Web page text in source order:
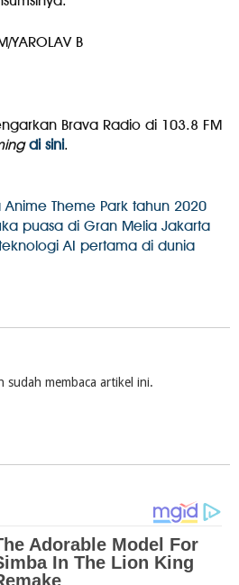
YAROLAV B
Brava Radio di 103.8 FM
di sini.
Theme Park tahun 2020
puasa di Gran Melia Jakarta
AI pertama di dunia
sudah membaca artikel ini.